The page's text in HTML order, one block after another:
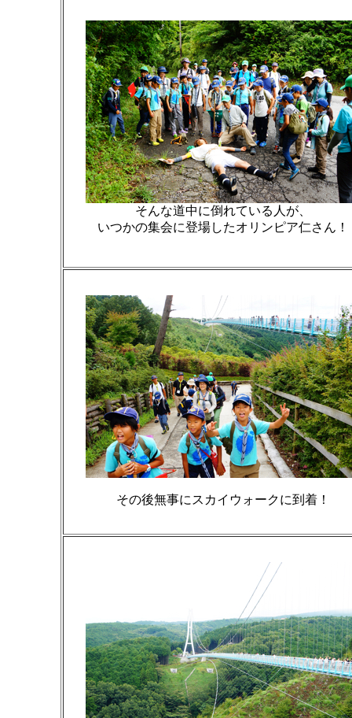
そんな道中に倒れている人が、
いつかの集会に登場したオリンピア仁さん！
その後無事にスカイウォークに到着！